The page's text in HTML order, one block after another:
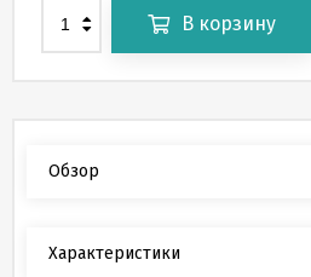
В корзину
Обзор
Характеристики